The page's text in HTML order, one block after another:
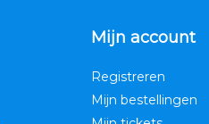
Mijn account
Registreren
Mijn bestellingen